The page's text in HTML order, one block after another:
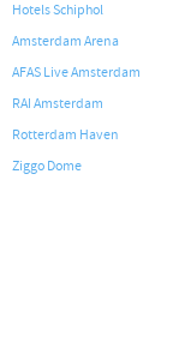
Hotels Schiphol
Amsterdam Arena
AFAS Live Amsterdam
RAI Amsterdam
Rotterdam Haven
Ziggo Dome